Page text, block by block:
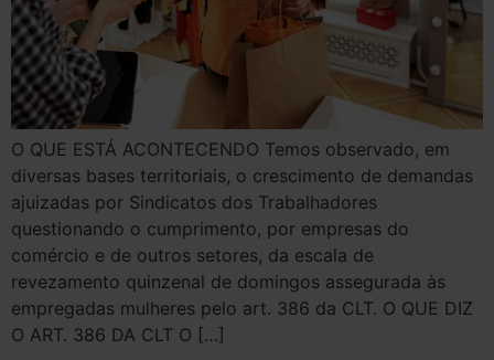
O QUE ESTÁ ACONTECENDO Temos observado, em
diversas bases territoriais, o crescimento de demandas
ajuizadas por Sindicatos dos Trabalhadores
questionando o cumprimento, por empresas do
comércio e de outros setores, da escala de
revezamento quinzenal de domingos assegurada às
empregadas mulheres pelo art. 386 da CLT. O QUE DIZ
O ART. 386 DA CLT O […]